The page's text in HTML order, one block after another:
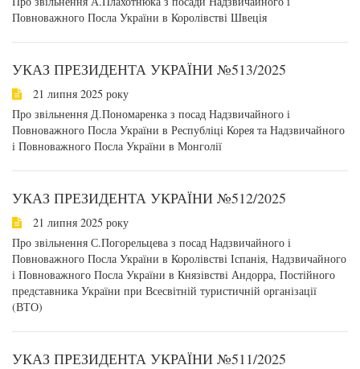
Повноважного Посла України в Королівстві Швеція
УКАЗ ПРЕЗИДЕНТА УКРАЇНИ №513/2025
21 липня 2025 року
Про звільнення Д.Пономаренка з посад Надзвичайного і
Повноважного Посла України в Республіці Корея та Надзвичайного
і Повноважного Посла України в Монголії
УКАЗ ПРЕЗИДЕНТА УКРАЇНИ №512/2025
21 липня 2025 року
Про звільнення С.Погорельцева з посад Надзвичайного і
Повноважного Посла України в Королівстві Іспанія, Надзвичайного
і Повноважного Посла України в Князівстві Андорра, Постійного
представника України при Всесвітній туристичній організації
(ВТО)
УКАЗ ПРЕЗИДЕНТА УКРАЇНИ №511/2025